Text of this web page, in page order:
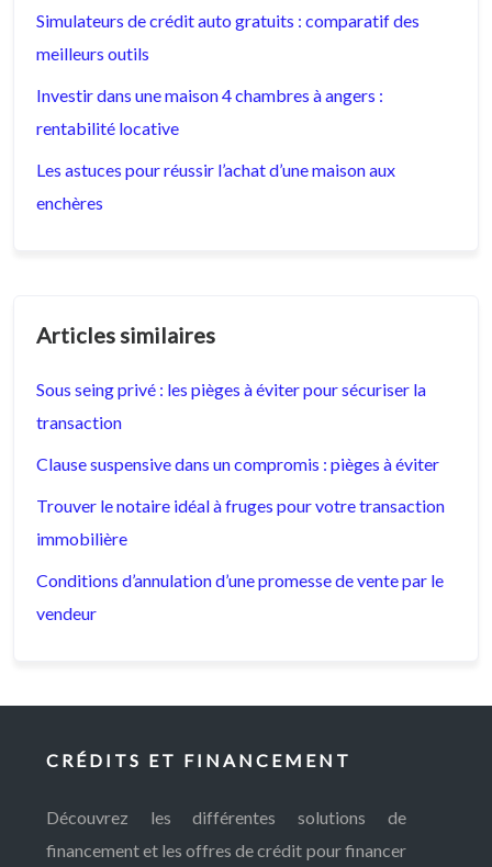
Simulateurs de crédit auto gratuits : comparatif des
meilleurs outils
Investir dans une maison 4 chambres à angers :
rentabilité locative
Les astuces pour réussir l’achat d’une maison aux
enchères
Articles similaires
Sous seing privé : les pièges à éviter pour sécuriser la
transaction
Clause suspensive dans un compromis : pièges à éviter
Trouver le notaire idéal à fruges pour votre transaction
immobilière
Conditions d’annulation d’une promesse de vente par le
vendeur
CRÉDITS ET FINANCEMENT
Découvrez les différentes solutions de
financement et les offres de crédit pour financer